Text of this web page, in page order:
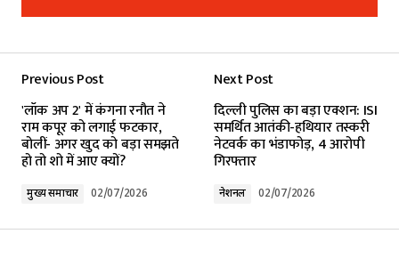
Add a comment
Required fields are marked*
Comment*
Previous Post
'लॉक अप 2' में कंगना रनौत ने
राम कपूर को लगाई फटकार,
बोलीं- अगर खुद को बड़ा समझते
हो तो शो में आए क्यों?
मुख्य समाचार 02/07/2026
Next Post
दिल्ली पुलिस का बड़ा एक्शन: ISI
समर्थित आतंकी-हथियार तस्करी
नेटवर्क का भंडाफोड़, 4 आरोपी
गिरफ्तार
नेशनल 02/07/2026